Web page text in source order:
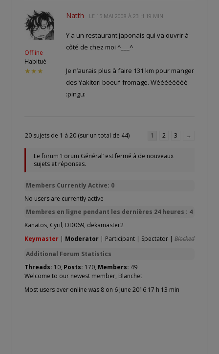
Offline
Habitué
★★★
Natth LE 15 MAI 2008 À 23 H 19 MIN
Y a un restaurant japonais qui va ouvrir à
côté de chez moi ^___^
Je n’aurais plus à faire 131 km pour manger
des Yakitori boeuf-fromage. Wéééééééé
:pingu:
20 sujets de 1 à 20 (sur un total de 44) 1 2 3 →
Le forum ‘Forum Général’ est fermé à de nouveaux
sujets et réponses.
Members Currently Active: 0
No users are currently active
Membres en ligne pendant les dernières 24 heures : 4
Xanatos, Cyril, DD069, dekamaster2
Keymaster | Moderator | Participant | Spectator | Blocked
Additional Forum Statistics
Threads: 10, Posts: 170, Members: 49
Welcome to our newest member, Blanchet
Most users ever online was 8 on 6 June 2016 17 h 13 min